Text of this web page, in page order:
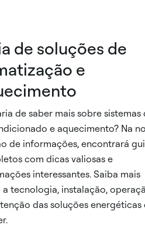
de soluções de
e
de saber mais sobre sistemas
e aquecimento? Na
de informações, encontrará
com dicas valiosas e
interessantes. Saiba mais
a tecnologia, instalação,
das soluções energéticas